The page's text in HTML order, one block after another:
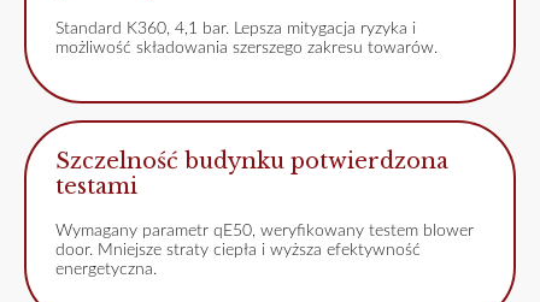
Standard K360, 4,1 bar. Lepsza mitygacja ryzyka i
możliwość składowania szerszego zakresu towarów.
Szczelność budynku potwierdzona
testami
Wymagany parametr qE50, weryfikowany testem blower
door. Mniejsze straty ciepła i wyższa efektywność
energetyczna.